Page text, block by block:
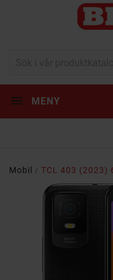
MENY
Mobil TCL 403 (2023)